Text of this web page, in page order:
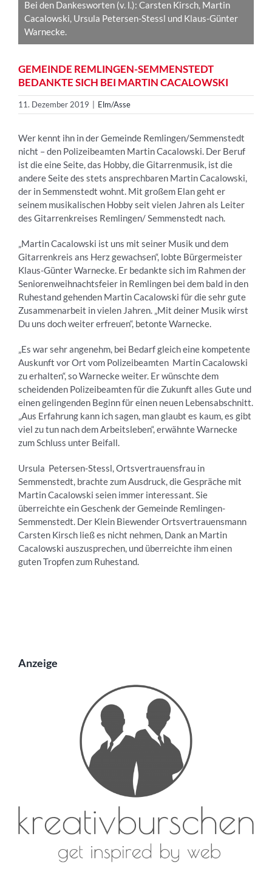
Bei den Dankesworten (v. l.): Carsten Kirsch, Martin
Cacalowski, Ursula Petersen-Stessl und Klaus-Günter
Warnecke.
GEMEINDE REMLINGEN-SEMMENSTEDT
BEDANKTE SICH BEI MARTIN CACALOWSKI
11. Dezember 2019 Elm/Asse
Wer kennt ihn in der Gemeinde Remlingen/Semmenstedt
nicht – den Polizeibeamten Martin Cacalowski. Der Beruf
ist die eine Seite, das Hobby, die Gitarrenmusik, ist die
andere Seite des stets ansprechbaren Martin Cacalowski,
der in Semmenstedt wohnt. Mit großem Elan geht er
seinem musikalischen Hobby seit vielen Jahren als Leiter
des Gitarrenkreises Remlingen/ Semmenstedt nach.
„Martin Cacalowski ist uns mit seiner Musik und dem
Gitarrenkreis ans Herz gewachsen“, lobte Bürgermeister
Klaus-Günter Warnecke. Er bedankte sich im Rahmen der
Seniorenweihnachtsfeier in Remlingen bei dem bald in den
Ruhestand gehenden Martin Cacalowski für die sehr gute
Zusammenarbeit in vielen Jahren. „Mit deiner Musik wirst
Du uns doch weiter erfreuen“, betonte Warnecke.
„Es war sehr angenehm, bei Bedarf gleich eine kompetente
Auskunft vor Ort vom Polizeibeamten Martin Cacalowski
zu erhalten“, so Warnecke weiter. Er wünschte dem
scheidenden Polizeibeamten für die Zukunft alles Gute und
einen gelingenden Beginn für einen neuen Lebensabschnitt.
„Aus Erfahrung kann ich sagen, man glaubt es kaum, es gibt
viel zu tun nach dem Arbeitsleben“, erwähnte Warnecke
zum Schluss unter Beifall.
Ursula Petersen-Stessl, Ortsvertrauensfrau in
Semmenstedt, brachte zum Ausdruck, die Gespräche mit
Martin Cacalowski seien immer interessant. Sie
überreichte ein Geschenk der Gemeinde Remlingen-
Semmenstedt. Der Klein Biewender Ortsvertrauensmann
Carsten Kirsch ließ es nicht nehmen, Dank an Martin
Cacalowski auszusprechen, und überreichte ihm einen
guten Tropfen zum Ruhestand.
Anzeige